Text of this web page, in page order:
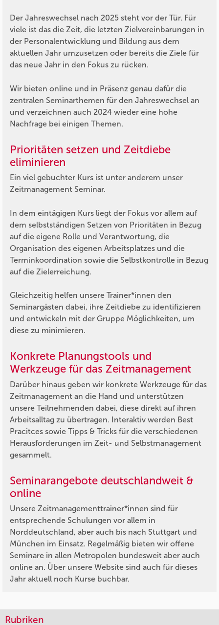
Der Jahreswechsel nach 2025 steht vor der Tür. Für
viele ist das die Zeit, die letzten Zielvereinbarungen in
der Personalentwicklung und Bildung aus dem
aktuellen Jahr umzusetzen oder bereits die Ziele für
das neue Jahr in den Fokus zu rücken.
Wir bieten online und in Präsenz genau dafür die
zentralen Seminarthemen für den Jahreswechsel an
und verzeichnen auch 2024 wieder eine hohe
Nachfrage bei einigen Themen.
Prioritäten setzen und Zeitdiebe
eliminieren
Ein viel gebuchter Kurs ist unter anderem unser
Zeitmanagement Seminar.
In dem eintägigen Kurs liegt der Fokus vor allem auf
dem selbstständigen Setzen von Prioritäten in Bezug
auf die eigene Rolle und Verantwortung, die
Organisation des eigenen Arbeitsplatzes und die
Terminkoordination sowie die Selbstkontrolle in Bezug
auf die Zielerreichung.
Gleichzeitig helfen unsere Trainer*innen den
Seminargästen dabei, ihre Zeitdiebe zu identifizieren
und entwickeln mit der Gruppe Möglichkeiten, um
diese zu minimieren.
Konkrete Planungstools und
Werkzeuge für das Zeitmanagement
Darüber hinaus geben wir konkrete Werkzeuge für das
Zeitmanagement an die Hand und unterstützen
unsere Teilnehmenden dabei, diese direkt auf ihren
Arbeitsalltag zu übertragen. Interaktiv werden Best
Pracitces sowie Tipps & Tricks für die verschiedenen
Herausforderungen im Zeit- und Selbstmanagement
gesammelt.
Seminarangebote deutschlandweit &
online
Unsere Zeitmanagementtrainer*innen sind für
entsprechende Schulungen vor allem in
Norddeutschland, aber auch bis nach Stuttgart und
München im Einsatz. Regelmäßig bieten wir offene
Seminare in allen Metropolen bundesweit aber auch
online an. Über unsere Website sind auch für dieses
Jahr aktuell noch Kurse buchbar.
Rubriken